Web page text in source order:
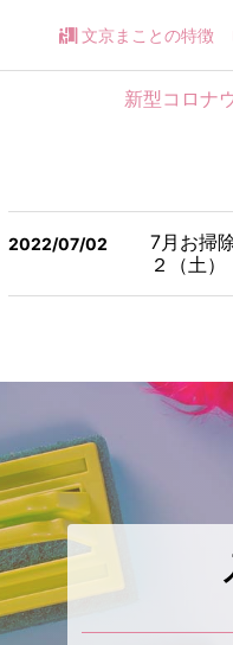
文京まことの特徴
新型コロナ
7月お掃
２（土
2022/07/02